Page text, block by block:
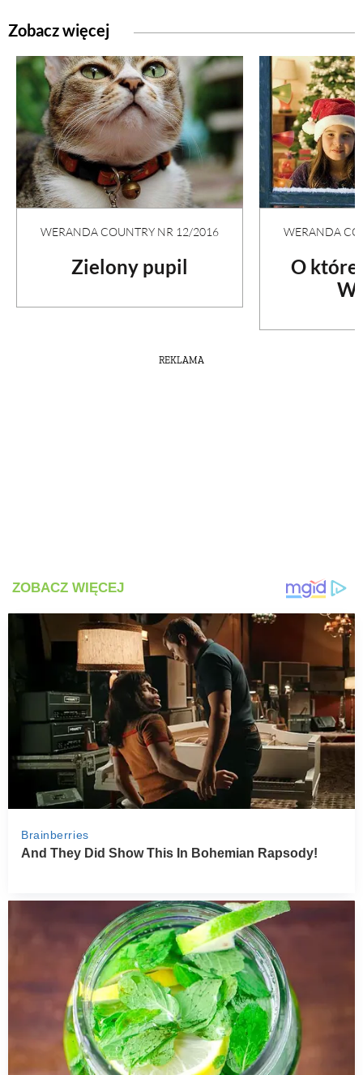
Zobacz więcej
WERANDA COUNTRY NR 12/2016
Zielony pupil
WERANDA
O
REKLAMA